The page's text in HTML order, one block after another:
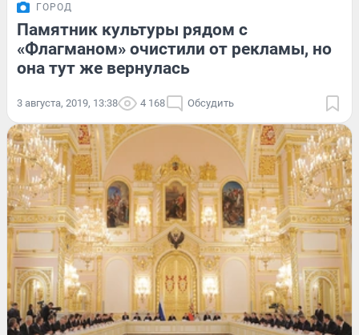
ГОРОД
Памятник культуры рядом с
«Флагманом» очистили от рекламы, но
она тут же вернулась
3 августа, 2019, 13:38 4 168 Обсудить